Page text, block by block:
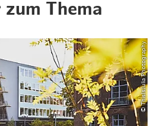
zum Thema
© ThisIsJulia Photography